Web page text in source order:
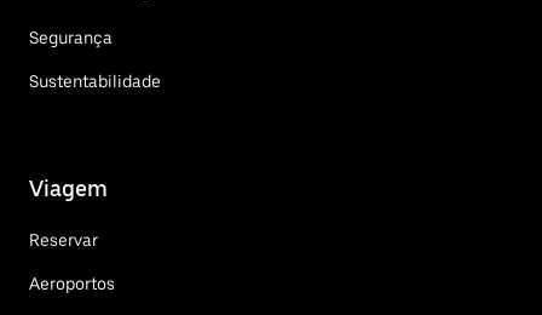
Segurança
Sustentabilidade
Viagem
Reservar
Aeroportos